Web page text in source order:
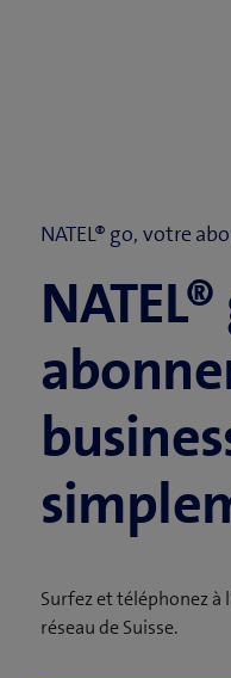
NATEL® go, votre
Surfez et téléphonez
réseau de Suisse.